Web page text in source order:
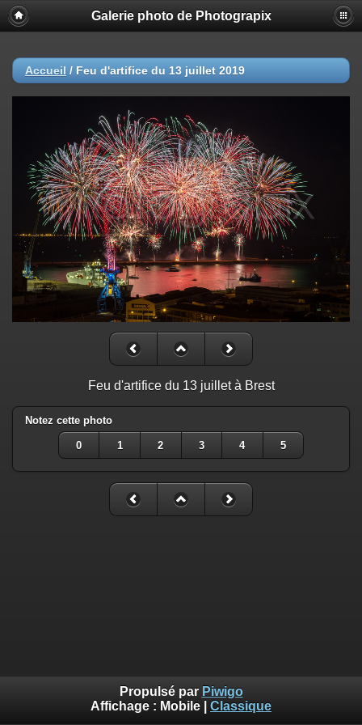
Galerie photo de Photograpix
Accueil / Feu d'artifice du 13 juillet 2019
Feu d'artifice du 13 juillet à Brest
Notez cette photo
0 1 2 3 4 5
Propulsé par Piwigo
Affichage : Mobile Classique